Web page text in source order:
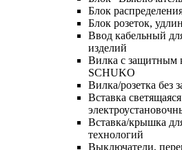
Блок
Блок розеток,
Ввод кабельный
изделий
Вилка с защитным
SCHUKO
Вилка/розетка без
Вставка
Вставка/крышка
технологий
Выключатели,